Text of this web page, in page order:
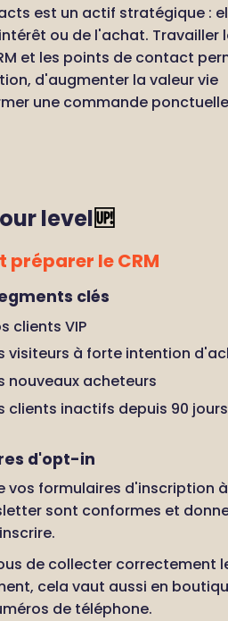
est un actif stratégique :
ou de l'achat. Travailler
et les points de contact
d'augmenter la valeur vie
une commande
level🆙
préparer le CRM
clés
clients VIP
visiteurs à forte intention
nouveaux acheteurs
clients inactifs depuis 90 jours
d'opt-in
vos formulaires d'inscription à
sont conformes et
de collecter correctement
cela vaut aussi en
de téléphone.